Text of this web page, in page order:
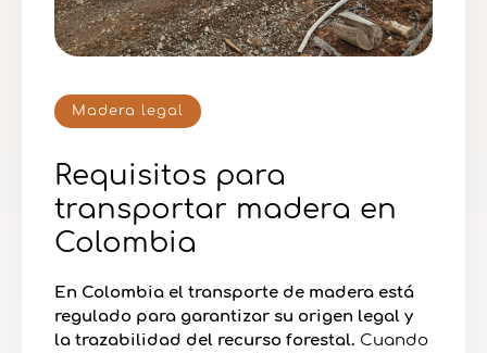
Madera legal
Requisitos para
transportar madera en
Colombia
En Colombia el transporte de madera está
regulado para garantizar su origen legal y
la trazabilidad del recurso forestal. Cuando